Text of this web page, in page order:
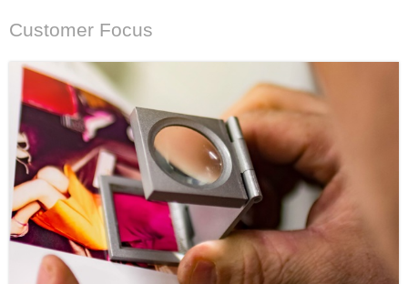
Customer Focus